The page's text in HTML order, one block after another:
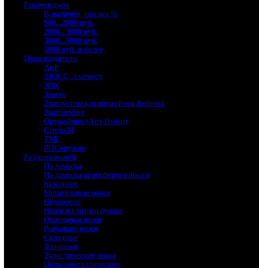
Рекомендуем
В наличии, скидки %
900...2000 руб.
2000...3000 руб.
3000...5000 руб.
5000 руб. и более
Производители
АиР
ЗЗОСС, Златоуст
ЗИК
Златко
Златоустовская оружейная фабрика
Златпрофит
Оружейник (Арт-Грани)
Стиль-М
ТМГ
РОСоружие
Разделы ножей
Из дамаска
Из дамаска атмосферостойкого
Кухонные
Метательные ножи
Недорогие
Ножи из литого булата
Охотничьи ножи
Рыбацкие ножи
Складные
Топорики
Туристические ножи
Цельнометаллические